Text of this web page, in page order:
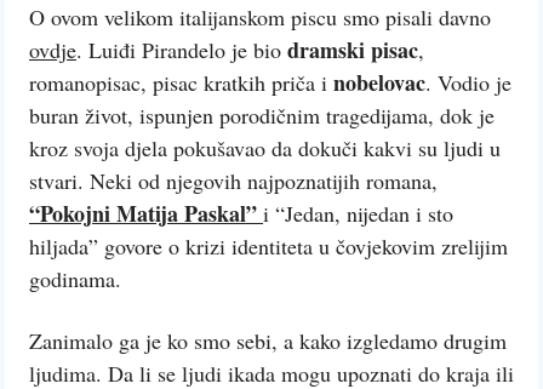
O ovom velikom italijanskom piscu smo pisali davno
ovdje. Luiđi Pirandelo je bio dramski pisac,
romanopisac, pisac kratkih priča i nobelovac. Vodio je
buran život, ispunjen porodičnim tragedijama, dok je
kroz svoja djela pokušavao da dokuči kakvi su ljudi u
stvari. Neki od njegovih najpoznatijih romana,
“Pokojni Matija Paskal” i “Jedan, nijedan i sto
hiljada” govore o krizi identiteta u čovjekovim zrelijim
godinama.
Zanimalo ga je ko smo sebi, a kako izgledamo drugim
ljudima. Da li se ljudi ikada mogu upoznati do kraja ili